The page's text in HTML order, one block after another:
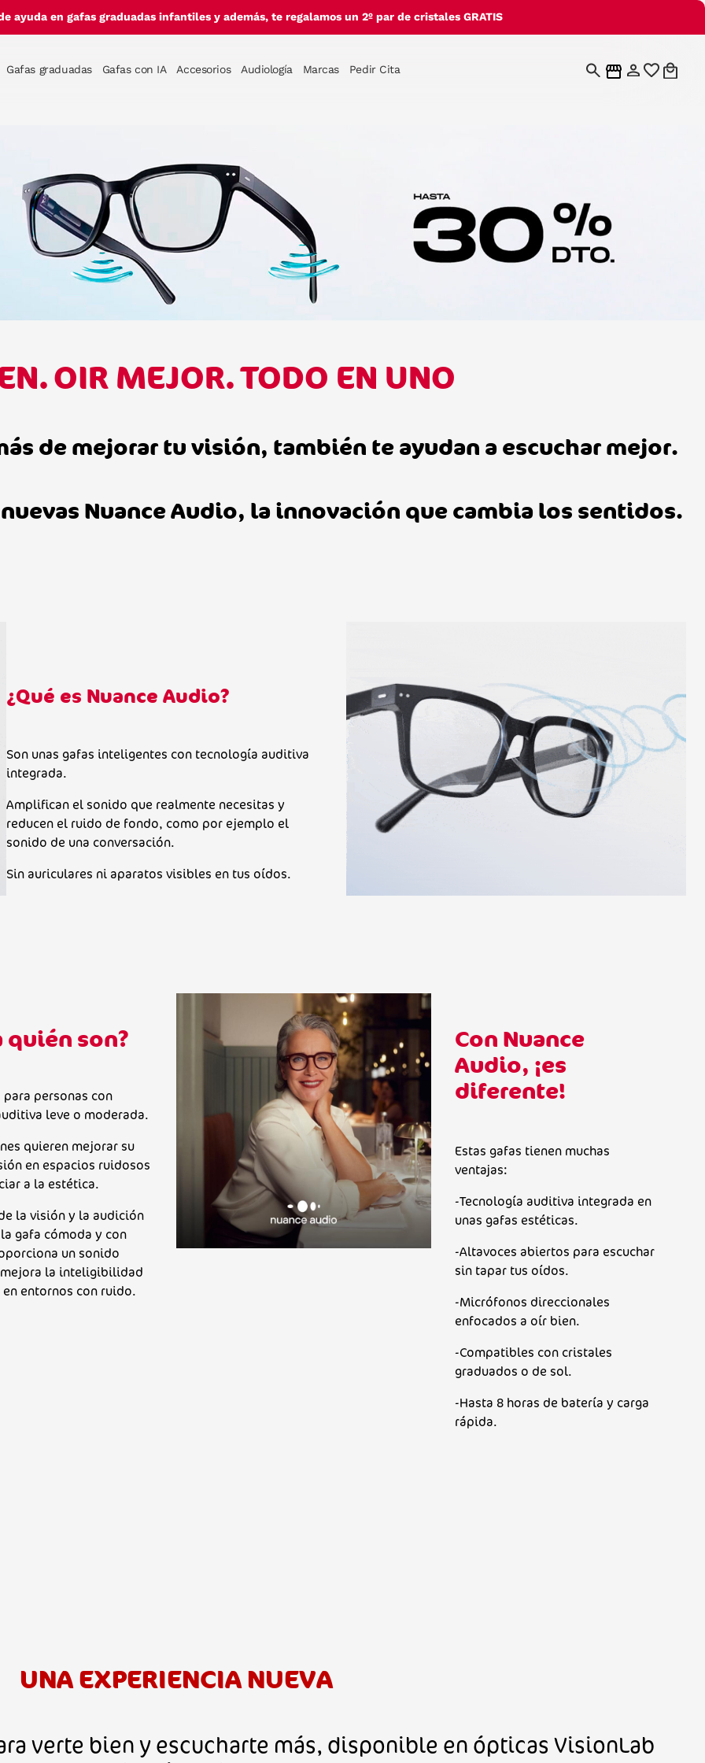
ayuda en gafas graduadas infantiles y además, te regalamos un 2º par de cristales GRATIS
Gafas graduadas Gafas con IA Accesorios Audiología Marcas Pedir Cita
OIR MEJOR. TODO EN UNO
de mejorar tu visión, también te ayudan a escuchar mejor.
Nuance Audio, la innovación que cambia los sentidos.
¿Qué es Nuance Audio?
Son unas gafas inteligentes con tecnología auditiva
integrada.
Amplifican el sonido que realmente necesitas y
reducen el ruido de fondo, como por ejemplo el
sonido de una conversación.
Sin auriculares ni aparatos visibles en tus oídos.
quién son?
para personas con
leve o moderada.
quieren mejorar su
en espacios ruidosos
a la estética.
la visión y la audición
gafa cómoda y con
un sonido
la inteligibilidad
entornos con ruido.
Con Nuance
Audio, ¡es
diferente!
Estas gafas tienen muchas
ventajas:
-Tecnología auditiva integrada en
unas gafas estéticas.
-Altavoces abiertos para escuchar
sin tapar tus oídos.
-Micrófonos direccionales
enfocados a oír bien.
-Compatibles con cristales
graduados o de sol.
-Hasta 8 horas de batería y carga
rápida.
UNA EXPERIENCIA NUEVA
verte bien y escucharte más, disponible en ópticas VisionLab